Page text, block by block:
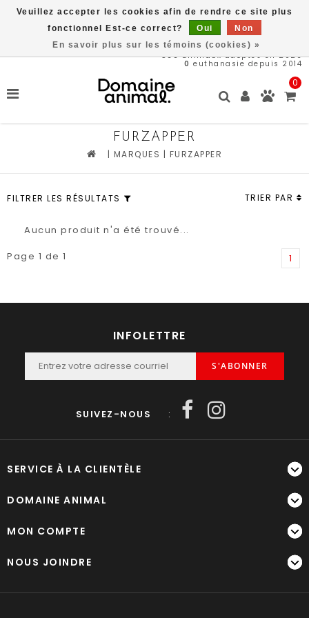
566animaux adoptés en 2026
0 euthanasie depuis 2014
0
FURZAPPER
| MARQUES | FURZAPPER
FILTRER LES RÉSULTATS TRIER PAR
Aucun produit n'a été trouvé...
Page 1 de 1
1
INFOLETTRE
S'ABONNER
SUIVEZ-NOUS :
SERVICE À LA CLIENTÈLE
DOMAINE ANIMAL
MON COMPTE
NOUS JOINDRE
Veuillez accepter les cookies afin de rendre ce site plus
fonctionnel Est-ce correct?
Oui
Non
En savoir plus sur les témoins (cookies) »
Livraison gratuite à partir de 89$*